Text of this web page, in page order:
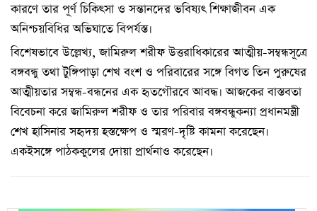
কারণে তার পূর্ণ চিকিৎসা ও সন্তানদের ভবিষ্যৎ শিক্ষাজীবন এক
অনিশ্চয়বিধির অভিঘাতে বিপর্যস্ত।
বিশেষভাবে উল্লেখ্য, জামিরুল শরীফ উত্তরাধিকারের আত্মীয়-সম্বন্ধসূত্রে
বঙ্গবন্ধু তথা টুঙ্গিপাড়া শেখ বংশ ও পরিবারের সঙ্গে বিগত তিন পুরুষের
আত্মীয়তার সম্বন্ধ-বন্ধনের এক হৃতগৌরবে আবদ্ধ। আজকের বাস্তবতা
বিবেচনা করে জামিরুল শরীফ ও তার পরিবার বঙ্গবন্ধুকন্যা প্রধানমন্ত্রী
শেখ হাসিনার সহৃদয় হস্তক্ষেপ ও স্মরণ-দৃষ্টি কামনা করেছেন।
একইসঙ্গে পাঠককুলের দোয়া প্রার্থনাও করেছেন।